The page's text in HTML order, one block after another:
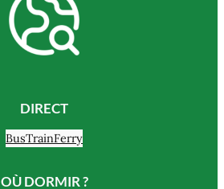
DIRECT
BusTrainFerry
OÙ DORMIR ?